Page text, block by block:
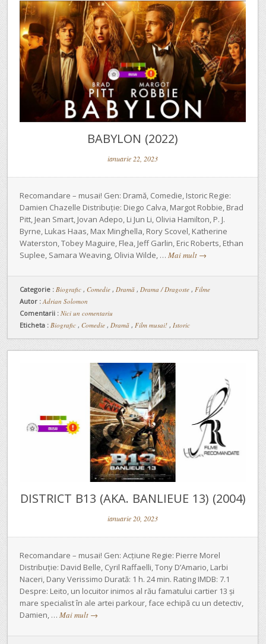
BABYLON (2022)
ianuarie 22, 2023
Recomandare – musai! Gen: Dramă, Comedie, Istoric Regie:
Damien Chazelle Distribuție: Diego Calva, Margot Robbie, Brad
Pitt, Jean Smart, Jovan Adepo, Li Jun Li, Olivia Hamilton, P. J.
Byrne, Lukas Haas, Max Minghella, Rory Scovel, Katherine
Waterston, Tobey Maguire, Flea, Jeff Garlin, Eric Roberts, Ethan
Suplee, Samara Weaving, Olivia Wilde, … Mai mult →
Categorie : Biografic , Comedie , Dramă , Drama / Dragoste , Filme
Autor : Adrian Solomon
Comentarii : Nici un comentariu
Eticheta : Biografic , Comedie , Dramă , Film musai! , Istoric
DISTRICT B13 (AKA. BANLIEUE 13) (2004)
ianuarie 20, 2023
Recomandare – musai! Gen: Acțiune Regie: Pierre Morel
Distribuție: David Belle, Cyril Raffaelli, Tony D’Amario, Larbi
Naceri, Dany Verissimo Durată: 1 h. 24 min. Rating IMDB: 7.1
Despre: Leito, un locuitor inimos al rău famatului cartier 13 și
mare specialist în ale artei parkour, face echipă cu un detectiv,
Damien, … Mai mult →